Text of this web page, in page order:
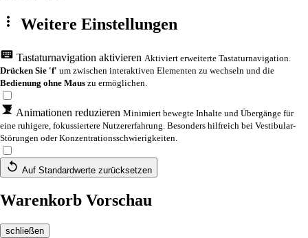
Weitere Einstellungen
Tastaturnavigation aktivieren Aktiviert erweiterte Tastaturnavigation.
Drücken Sie 'f' um zwischen interaktiven Elementen zu wechseln und die
Bedienung ohne Maus zu ermöglichen.
Animationen reduzieren Minimiert bewegte Inhalte und Übergänge für
eine ruhigere, fokussiertere Nutzererfahrung. Besonders hilfreich bei Vestibular-
Störungen oder Konzentrationsschwierigkeiten.
Auf Standardwerte zurücksetzen
Warenkorb Vorschau
schließen